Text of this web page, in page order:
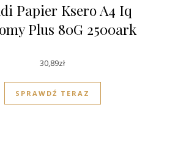
Papier Ksero A4 Iq
Plus 80G 2500ark
30,89zł
SPRAWDŹ TERAZ